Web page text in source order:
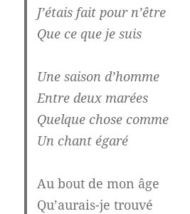
J’étais fait pour n’être
Que ce que je suis
Une saison d’homme
Entre deux marées
Quelque chose comme
Un chant égaré
Au bout de mon âge
Qu’aurais-je trouvé